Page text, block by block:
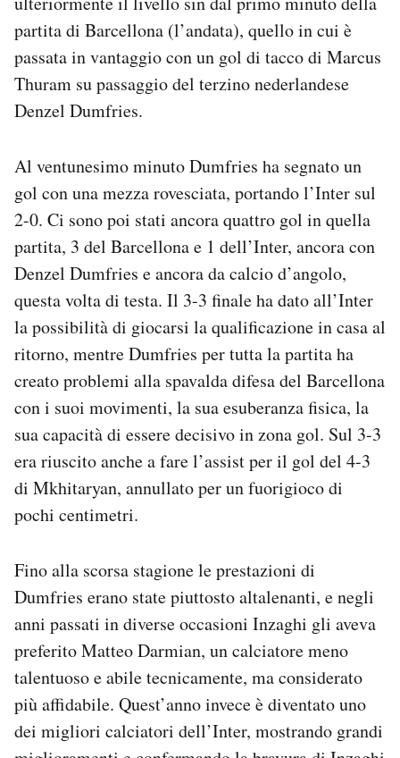
partita di Barcellona (l’andata), quello in cui è
passata in vantaggio con un gol di tacco di Marcus
Thuram su passaggio del terzino nederlandese
Denzel Dumfries.
Al ventunesimo minuto Dumfries ha segnato un
gol con una mezza rovesciata, portando l’Inter sul
2-0. Ci sono poi stati ancora quattro gol in quella
partita, 3 del Barcellona e 1 dell’Inter, ancora con
Denzel Dumfries e ancora da calcio d’angolo,
questa volta di testa. Il 3-3 finale ha dato all’Inter
la possibilità di giocarsi la qualificazione in casa al
ritorno, mentre Dumfries per tutta la partita ha
creato problemi alla spavalda difesa del Barcellona
con i suoi movimenti, la sua esuberanza fisica, la
sua capacità di essere decisivo in zona gol. Sul 3-3
era riuscito anche a fare l’assist per il gol del 4-3
di Mkhitaryan, annullato per un fuorigioco di
pochi centimetri.
Fino alla scorsa stagione le prestazioni di
Dumfries erano state piuttosto altalenanti, e negli
anni passati in diverse occasioni Inzaghi gli aveva
preferito Matteo Darmian, un calciatore meno
talentuoso e abile tecnicamente, ma considerato
più affidabile. Quest’anno invece è diventato uno
dei migliori calciatori dell’Inter, mostrando grandi